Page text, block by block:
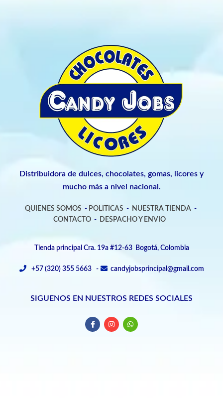
Distribuidora de dulces, chocolates, gomas, licores y
mucho más a nivel nacional.
QUIENES SOMOS - POLITICAS - NUESTRA TIENDA -
CONTACTO- DESPACHO Y ENVIO
Tienda principal Cra. 19a #12-63 Bogotá, Colombia
+57 (320) 355 5663 - candyjobsprincipal@gmail.com
SIGUENOS EN NUESTROS REDES SOCIALES